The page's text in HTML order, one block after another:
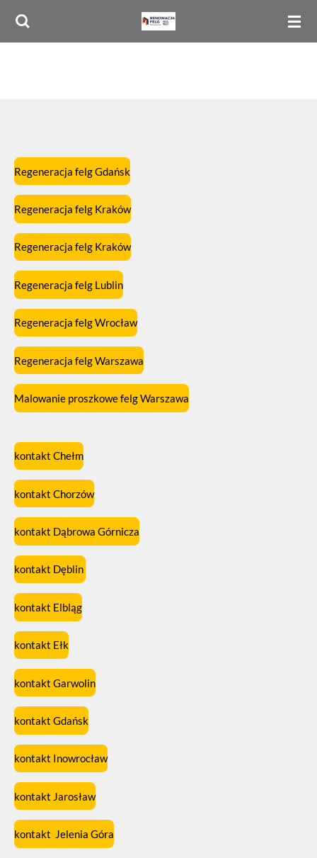
Przejdź
Regeneracja felg Gdańsk
Regeneracja felg Kraków
Regeneracja felg Kraków
Regeneracja felg Lublin
Regeneracja felg Wrocław
Regeneracja felg Warszawa
Malowanie proszkowe felg Warszawa
kontakt Chełm
kontakt Chorzów
kontakt Dąbrowa Górnicza
kontakt Dęblin
kontakt Elbląg
kontakt Ełk
kontakt Garwolin
kontakt Gdańsk
kontakt Inowrocław
kontakt Jarosław
kontakt Jelenia Góra